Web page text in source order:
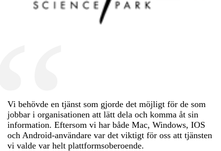
Vi behövde en tjänst som gjorde det möjligt för de som
jobbar i organisationen att lätt dela och komma åt sin
information. Eftersom vi har både Mac, Windows, IOS
och Android-användare var det viktigt för oss att tjänsten
vi valde var helt plattformsoberoende.